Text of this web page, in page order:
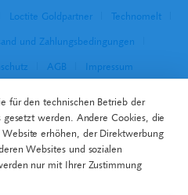
Loctite Goldpartner
Technomelt
und Zahlungsbedingungen
AGB Impressum
für den technischen Betrieb der
werden. Andere Cookies, die
erhöhen, der Direktwerbung
Websites und sozialen
nur mit Ihrer Zustimmung